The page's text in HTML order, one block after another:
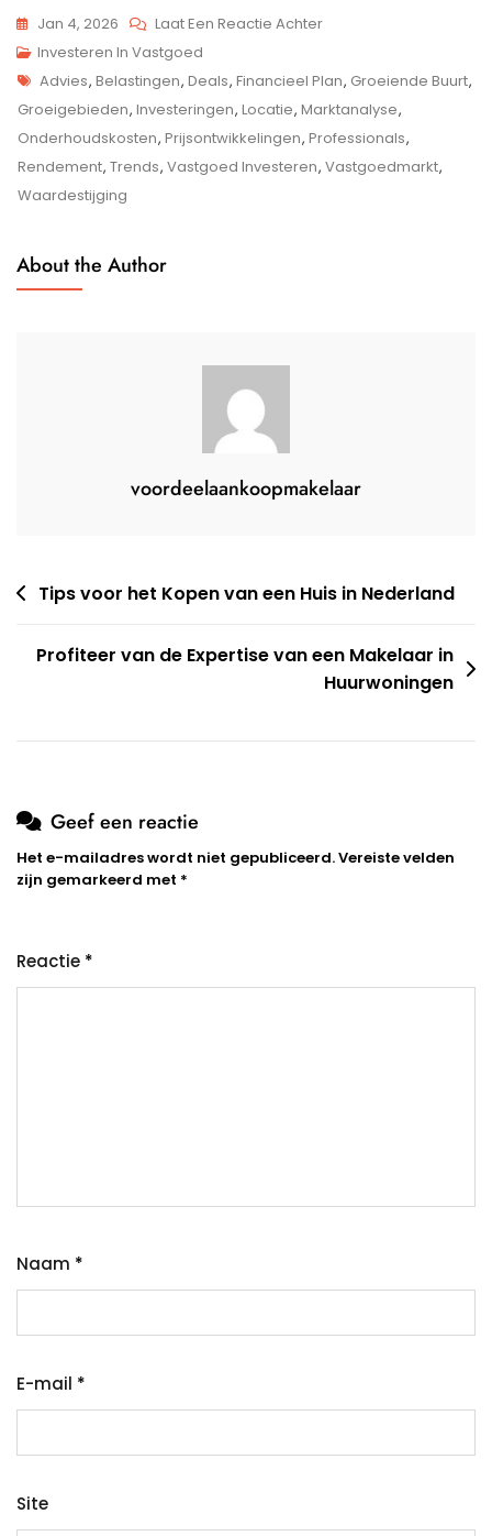
Jan 4, 2026 Laat Een Reactie AchterOp
Voor
Succesvol
Vastgoed
Investeren:
Investeren In Vastgoed
Tags
Advies, Belastingen, Deals, Financieel Plan, Groeiende Buurt,
Groeigebieden, Investeringen, Locatie, Marktanalyse,
Onderhoudskosten, Prijsontwikkelingen, Professionals,
Rendement, Trends, Vastgoed Investeren, Vastgoedmarkt,
Waardestijging
About the Author
voordeelaankoopmakelaar
Berichtnavigatie
Tips voor het Kopen van een Huis in Nederland
Profiteer van de Expertise van een Makelaar in
Huurwoningen
Geef een reactie
Het e-mailadres wordt niet gepubliceerd.Vereiste velden
zijn gemarkeerd met *
Reactie *
Naam *
E-mail *
Site